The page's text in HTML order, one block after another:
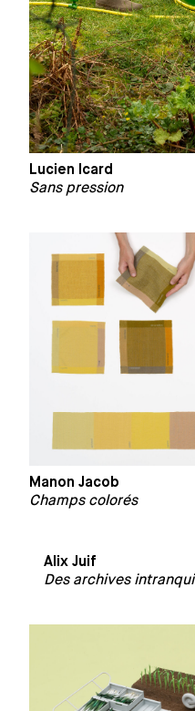
Lucien Icard
Sans pression
Manon Jacob
Champs colorés
Alix Juif
Des archives